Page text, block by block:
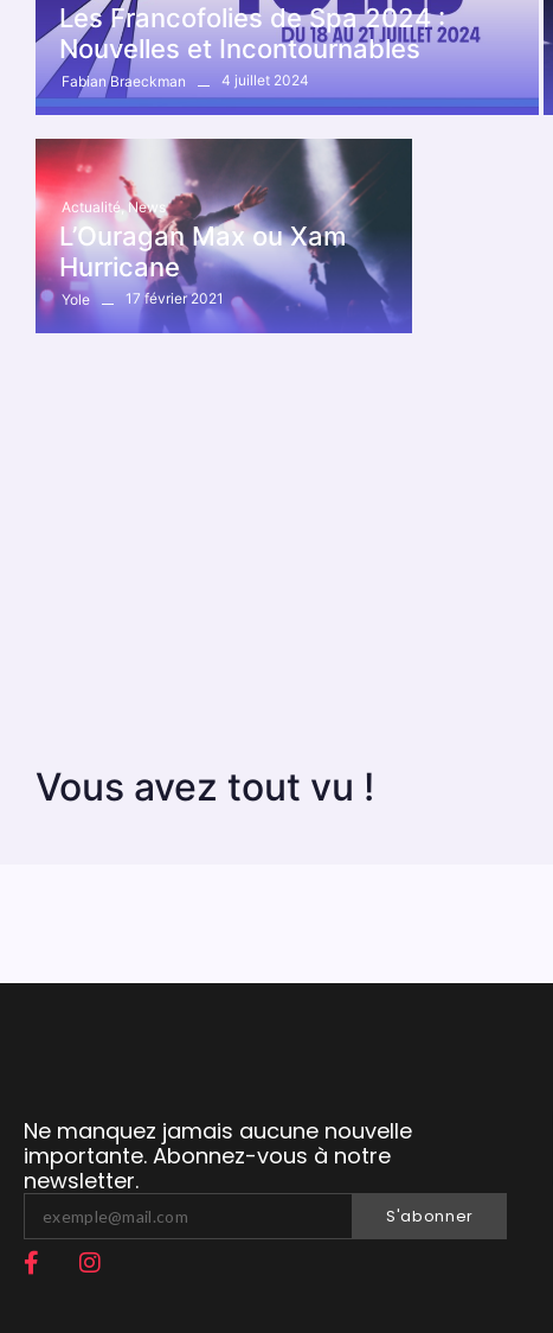
Les Francofolies de Spa 2024 :
Nouvelles et Incontournables
Fabian Braeckman 4 juillet 2024
Actualité, News
L’Ouragan Max ou Xam
Hurricane
Yole 17 février 2021
Vous avez tout vu !
Ne manquez jamais aucune nouvelle
importante. Abonnez-vous à notre
newsletter.
S'abonner